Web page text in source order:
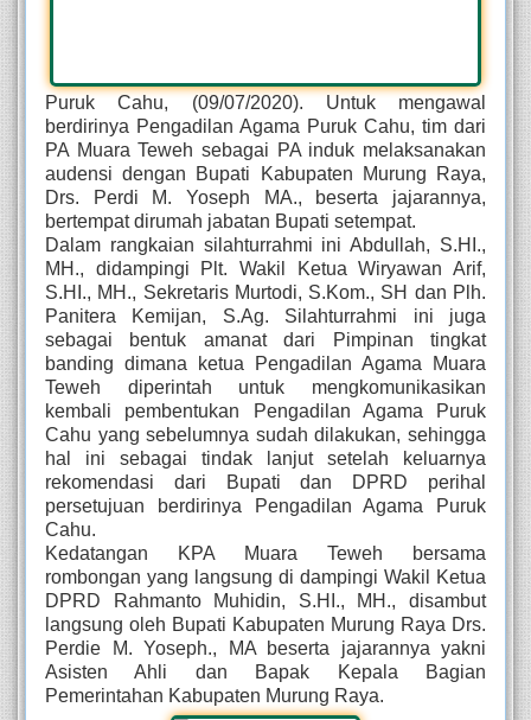
Puruk Cahu, (09/07/2020). Untuk mengawal
berdirinya Pengadilan Agama Puruk Cahu, tim dari
PA Muara Teweh sebagai PA induk melaksanakan
audensi dengan Bupati Kabupaten Murung Raya,
Drs. Perdi M. Yoseph MA., beserta jajarannya,
bertempat dirumah jabatan Bupati setempat.
Dalam rangkaian silahturrahmi ini Abdullah, S.HI.,
MH., didampingi Plt. Wakil Ketua Wiryawan Arif,
S.HI., MH., Sekretaris Murtodi, S.Kom., SH dan Plh.
Panitera Kemijan, S.Ag. Silahturrahmi ini juga
sebagai bentuk amanat dari Pimpinan tingkat
banding dimana ketua Pengadilan Agama Muara
Teweh diperintah untuk mengkomunikasikan
kembali pembentukan Pengadilan Agama Puruk
Cahu yang sebelumnya sudah dilakukan, sehingga
hal ini sebagai tindak lanjut setelah keluarnya
rekomendasi dari Bupati dan DPRD perihal
persetujuan berdirinya Pengadilan Agama Puruk
Cahu.
Kedatangan KPA Muara Teweh bersama
rombongan yang langsung di dampingi Wakil Ketua
DPRD Rahmanto Muhidin, S.HI., MH., disambut
langsung oleh Bupati Kabupaten Murung Raya Drs.
Perdie M. Yoseph., MA beserta jajarannya yakni
Asisten Ahli dan Bapak Kepala Bagian
Pemerintahan Kabupaten Murung Raya.